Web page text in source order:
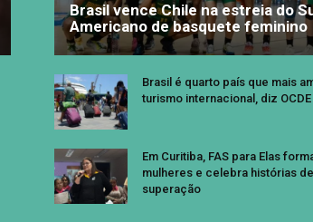
Brasil vence Chile na estreia do
Americano de basquete feminino
Brasil é quarto país que mais
turismo internacional, diz OCDE
Em Curitiba, FAS para Elas
mulheres e celebra histórias de
superação